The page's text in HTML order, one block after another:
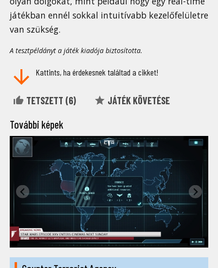
játékban ennél sokkal intuitívabb kezelőfelületre
van szükség.
A tesztpéldányt a játék kiadója biztosította.
Kattints, ha érdekesnek találtad a cikket!
TETSZETT (6) JÁTÉK KÖVETÉSE
További képek